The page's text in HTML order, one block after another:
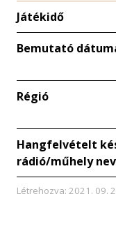
Játékidő
Bemutató
Régió
Hangfelvételt
rádió/műhely
Létrehozva: 2021. 09.